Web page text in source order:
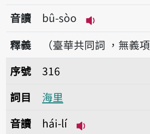
音讀
bû-sòo
播放音讀bû-
釋義
（臺華共同詞 ，無義項
序號316海里
序號
316
詞目
海里
音讀
hái-lí